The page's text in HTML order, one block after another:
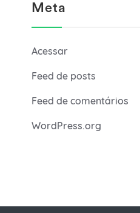
Meta
Acessar
Feed de posts
Feed de comentários
WordPress.org